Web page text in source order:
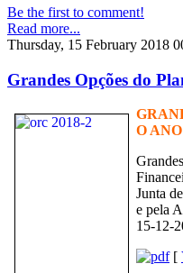
Be the first to comment!
Read more...
Thursday, 15 February 2018
Grandes Opções do
O
Junta
e pela
15-12-
[